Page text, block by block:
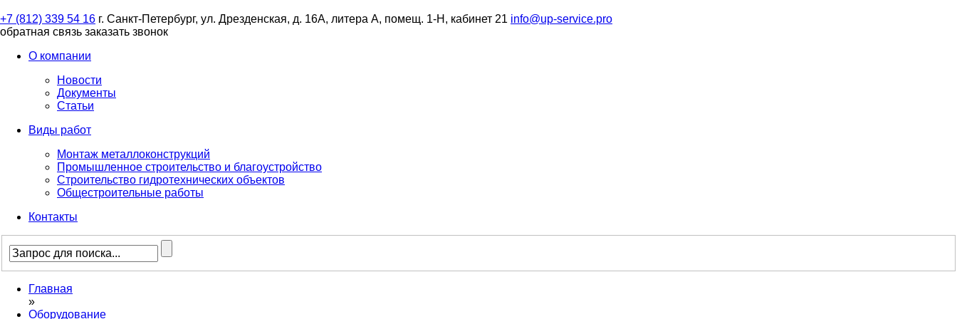
+7 (812) 339 54 16 г. Санкт-Петербург, ул. Дрезденская, д. 16А, литера А, помещ. 1-Н, кабинет 21 info@up-service.pro
обратная связь заказать звонок
О компании
Новости
Документы
Статьи
Виды работ
Монтаж металлоконструкций
Промышленное строительство и благоустройство
Строительство гидротехнических объектов
Общестроительные работы
Контакты
Главная
»
Оборудование